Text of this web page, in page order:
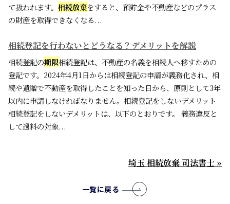
て扱われます。 相続放棄をすると、預貯金や不動産などのプラス
の財産を取得できなくなる...
相続登記を行わないとどうなる？デメリットを解説
相続登記の期限相続登記は、不動産の名義を相続人へ移すための
登記です。2024年4月1日からは相続登記の申請が義務化され、相
続や遺贈で不動産を取得したことを知った日から、原則として3年
以内に申請しなければなりません。相続登記をしないデメリット
相続登記をしないデメリットは、以下のとおりです。 義務違反と
して過料の対象...
埼玉 相続放棄 司法書士 »
一覧に戻る